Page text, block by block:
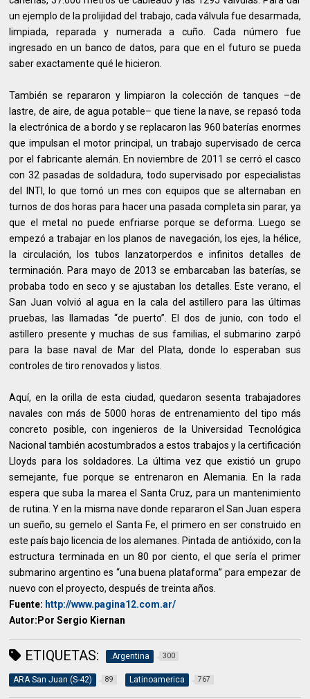
un ejemplo de la prolijidad del trabajo, cada válvula fue desarmada,
limpiada, reparada y numerada a cuño. Cada número fue
ingresado en un banco de datos, para que en el futuro se pueda
saber exactamente qué le hicieron.
También se repararon y limpiaron la colección de tanques –de
lastre, de aire, de agua potable– que tiene la nave, se repasó toda
la electrónica de a bordo y se replacaron las 960 baterías enormes
que impulsan el motor principal, un trabajo supervisado de cerca
por el fabricante alemán. En noviembre de 2011 se cerró el casco
con 32 pasadas de soldadura, todo supervisado por especialistas
del INTI, lo que tomó un mes con equipos que se alternaban en
turnos de dos horas para hacer una pasada completa sin parar, ya
que el metal no puede enfriarse porque se deforma. Luego se
empezó a trabajar en los planos de navegación, los ejes, la hélice,
la circulación, los tubos lanzatorperdos e infinitos detalles de
terminación. Para mayo de 2013 se embarcaban las baterías, se
probaba todo en seco y se ajustaban los detalles. Este verano, el
San Juan volvió al agua en la cala del astillero para las últimas
pruebas, las llamadas “de puerto”. El dos de junio, con todo el
astillero presente y muchas de sus familias, el submarino zarpó
para la base naval de Mar del Plata, donde lo esperaban sus
controles de tiro renovados y listos.
Aquí, en la orilla de esta ciudad, quedaron sesenta trabajadores
navales con más de 5000 horas de entrenamiento del tipo más
concreto posible, con ingenieros de la Universidad Tecnológica
Nacional también acostumbrados a estos trabajos y la certificación
Lloyds para los soldadores. La última vez que existió un grupo
semejante, fue porque se entrenaron en Alemania. En la rada
espera que suba la marea el Santa Cruz, para un mantenimiento
de rutina. Y en la misma nave donde repararon el San Juan espera
un sueño, su gemelo el Santa Fe, el primero en ser construido en
este país bajo licencia de los alemanes. Pintada de antióxido, con la
estructura terminada en un 80 por ciento, el que sería el primer
submarino argentino es “una buena plataforma” para empezar de
nuevo con el proyecto, después de treinta años.
Fuente: http://www.pagina12.com.ar/
Autor:Por Sergio Kiernan
ETIQUETAS: .Argentina 300
ARA San Juan (S-42) 89 Latinoamerica 767